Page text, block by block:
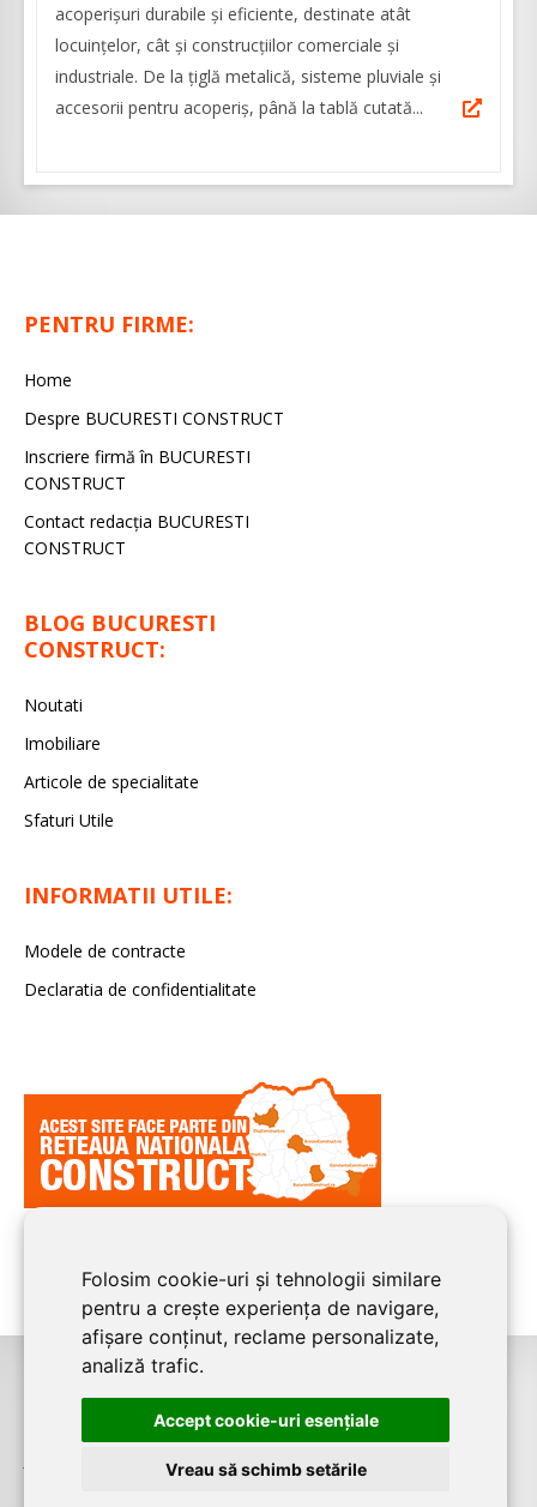
Folosim cookie-uri și tehnologii similare
pentru a crește experiența de navigare,
afișare conținut, reclame personalizate,
analiză trafic.
Accept cookie-uri esenţiale
Vreau să schimb setările
acoperișuri durabile și eficiente, destinate atât
locuințelor, cât și construcțiilor comerciale și
industriale. De la țiglă metalică, sisteme pluviale și
accesorii pentru acoperiș, până la tablă cutată...
PENTRU FIRME:
Home
Despre BUCURESTI CONSTRUCT
Inscriere firmă în BUCURESTI
CONSTRUCT
Contact redacţia BUCURESTI
CONSTRUCT
BLOG BUCURESTI
CONSTRUCT:
Noutati
Imobiliare
Articole de specialitate
Sfaturi Utile
INFORMATII UTILE:
Modele de contracte
Declaratia de confidentialitate
pentru firme. Proiect digital dezvoltat deLIVE COMMUNICATIONS SRL
J12/4191/2006, RO19492087